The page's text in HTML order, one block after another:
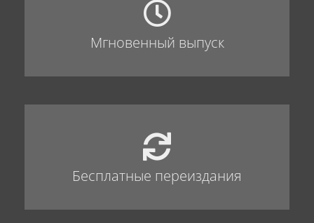
Мгновенный выпуск
Бесплатные переиздания